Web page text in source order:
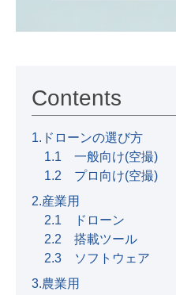
Contents
1.ドローンの選び方
1.1 一般向け(空撮)
1.2 プロ向け(空撮)
2.産業用
2.1 ドローン
2.2 搭載ツール
2.3 ソフトウェア
3.農業用